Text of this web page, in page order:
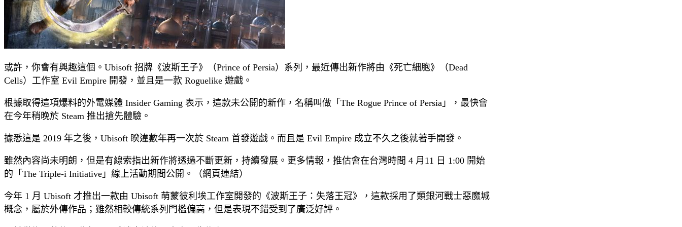
或許，你會有興趣這個。Ubisoft 招牌《波斯王子》（Prince of Persia）系列，最近傳出新作將由《死亡細胞》（Dead
Cells）工作室 Evil Empire 開發，並且是一款 Roguelike 遊戲。
根據取得這項爆料的外電媒體 Insider Gaming 表示，這款未公開的新作，名稱叫做「The Rogue Prince of Persia」，最快會
在今年稍晚於 Steam 推出搶先體驗。
據悉這是 2019 年之後，Ubisoft 睽違數年再一次於 Steam 首發遊戲。而且是 Evil Empire 成立不久之後就著手開發。
雖然內容尚未明朗，但是有線索指出新作將透過不斷更新，持續發展。更多情報，推估會在台灣時間 4 月11 日 1:00 開始
的「The Triple-i Initiative」線上活動期間公開。（網頁連結）
今年 1 月 Ubisoft 才推出一款由 Ubisoft 萌蒙彼利埃工作室開發的《波斯王子：失落王冠》，這款採用了類銀河戰士惡魔城
概念，屬於外傳作品；雖然相較傳統系列門檻偏高，但是表現不錯受到了廣泛好評。